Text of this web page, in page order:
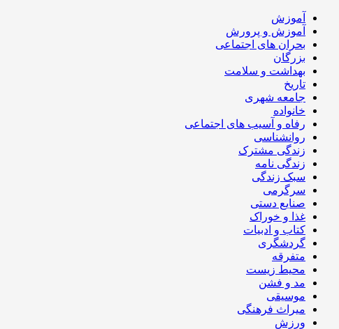
آموزش
آموزش و پرورش
بحران های اجتماعی
بزرگان
بهداشت و سلامت
تاریخ
جامعه شهری
خانواده
رفاه و آسیب های اجتماعی
روانشناسی
زندگی مشترک
زندگی نامه
سبک زندگی
سرگرمی
صنایع دستی
غذا و خوراک
کتاب و ادبیات
گردشگری
متفرقه
محیط زیست
مد و فشن
موسیقی
میراث فرهنگی
ورزش